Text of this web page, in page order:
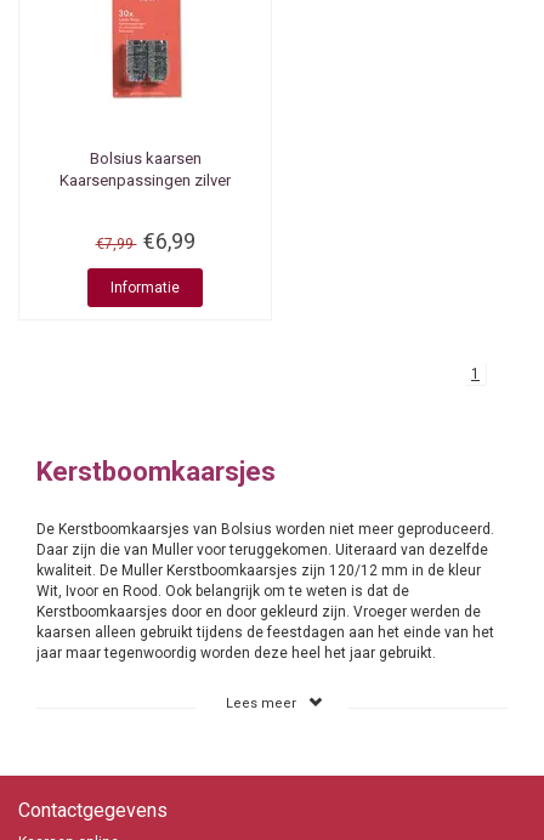
Bolsius kaarsen
Kaarsenpassingen zilver
€7,99 €6,99
Informatie
1
Kerstboomkaarsjes
De Kerstboomkaarsjes van Bolsius worden niet meer geproduceerd.
Daar zijn die van Muller voor teruggekomen. Uiteraard van dezelfde
kwaliteit. De Muller Kerstboomkaarsjes zijn 120/12 mm in de kleur
Wit, Ivoor en Rood. Ook belangrijk om te weten is dat de
Kerstboomkaarsjes door en door gekleurd zijn. Vroeger werden de
kaarsen alleen gebruikt tijdens de feestdagen aan het einde van het
jaar maar tegenwoordig worden deze heel het jaar gebruikt.
Het gebruik van Kerstboomkaarsjes
deKerstboomkaarsjes houdersvoor. De kaarsjes staan dan stevig
veiligheidsinstructie en adviezen voor het branden van de
Lees meer
Contactgegevens